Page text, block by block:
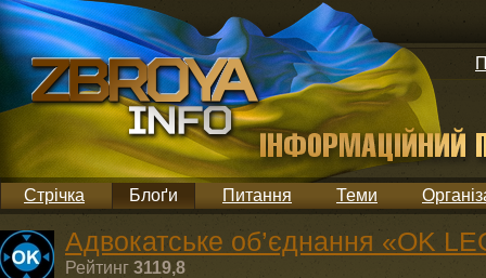
Стрічка Блоґи Питання Теми
Адвокатське об’єднання «OK
Рейтинг 3119,8